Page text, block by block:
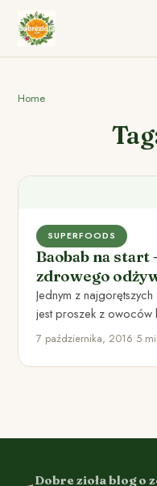
Home
SUPERFOODS
Baobab na start
zdrowego
Jednym z najgorętszych
jest proszek z owoców
najstarszych i
7 października, 2016•5
Dobre zioła blog o